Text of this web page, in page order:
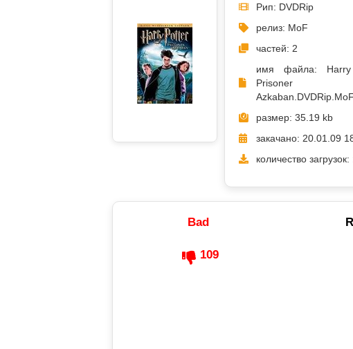
Рип: DVDRip
релиз: MoF
частей: 2
имя файла:
размер: 35.19 kb
закачано: 20.01.09
количество загрузок:
Bad
109